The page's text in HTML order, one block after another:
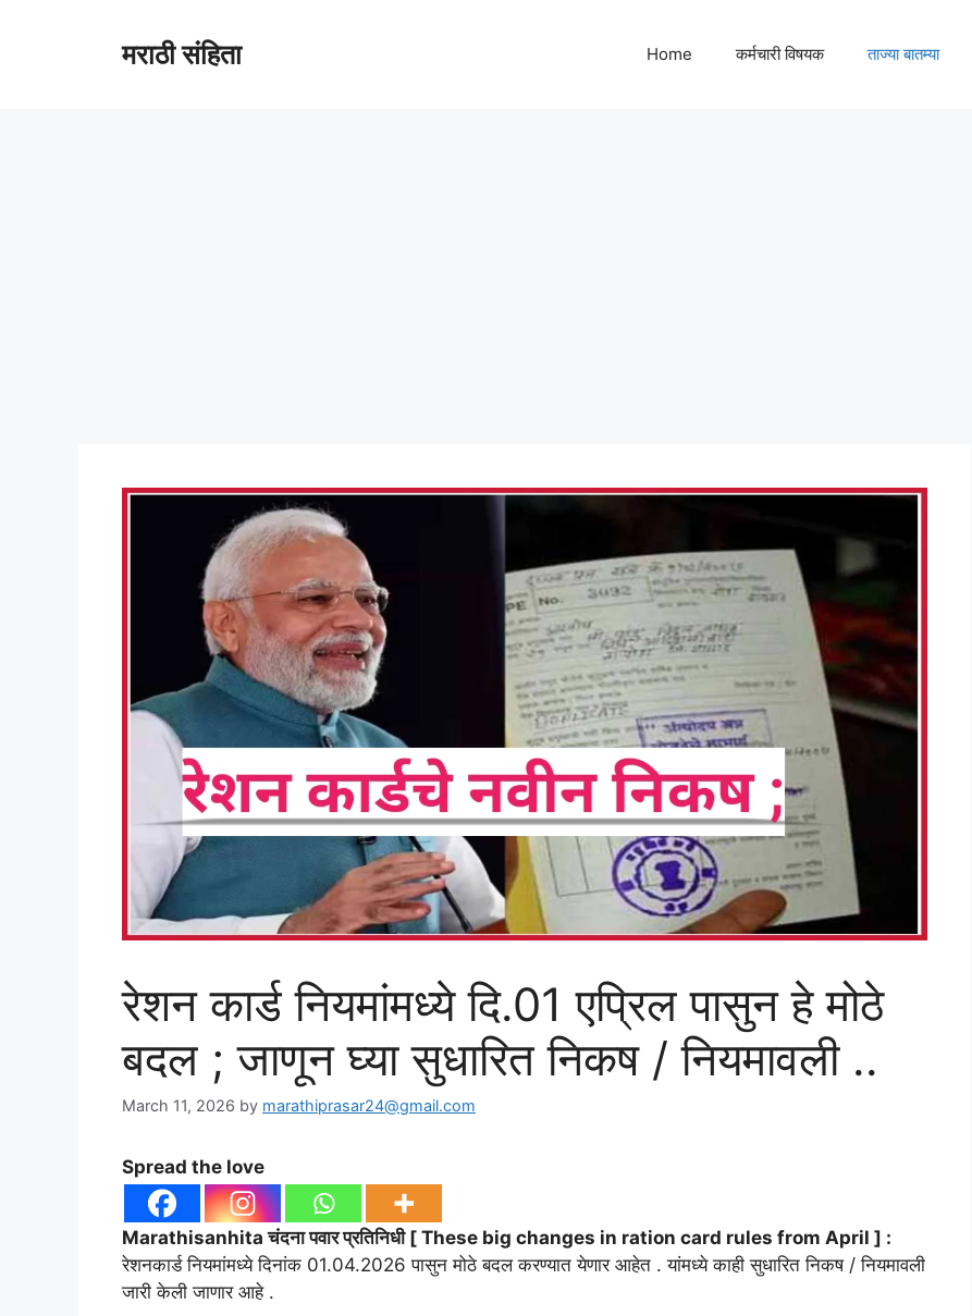
मराठी संहिता Home कर्मचारी विषयक ताज्या बातम्या
रेशन कार्ड नियमांमध्ये दि.01 एप्रिल पासुन हे मोठे
बदल ; जाणून घ्या सुधारित निकष / नियमावली ..
March 11, 2026 by marathiprasar24@gmail.com
Spread the love
Marathisanhita चंदना पवार प्रतिनिधी [ These big changes in ration card rules from April ] :
रेशनकार्ड नियमांमध्ये दिनांक 01.04.2026 पासुन मोठे बदल करण्यात येणार आहेत . यांमध्ये काही सुधारित निकष / नियमावली
जारी केली जाणार आहे .